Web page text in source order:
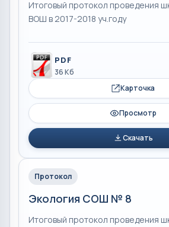
Итоговый протокол проведения
ВОШ в 2017-2018 уч.году
PDF
36 Кб
Карточка
Просмотр
Скачать
Протокол
Экология СОШ № 8
Итоговый протокол проведения